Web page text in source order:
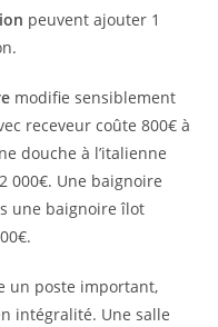
peuvent ajouter 1
modifie sensiblement
receveur coûte 800€ à
douche à l’italienne
000€. Une baignoire
une baignoire îlot
un poste important,
intégralité. Une salle